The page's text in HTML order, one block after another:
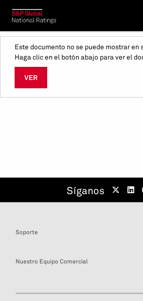
Este documento no se puede mostrar en
Haga clic en el botón abajo para ver el
VER
Síganos
Soporte
Nuestro Equipo Comercial